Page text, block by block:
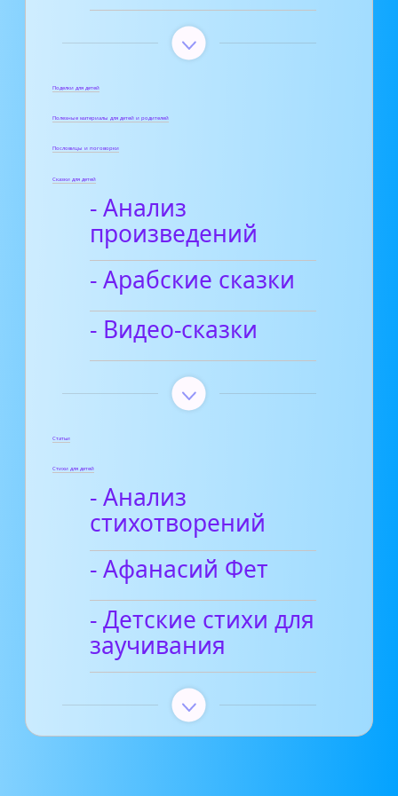
Поделки для детей
Полезные материалы для детей и родителей
Пословицы и поговорки
Сказки для детей
- Анализ
произведений
- Арабские сказки
- Видео-сказки
Статьи
Стихи для детей
- Анализ
стихотворений
- Афанасий Фет
- Детские стихи для
заучивания